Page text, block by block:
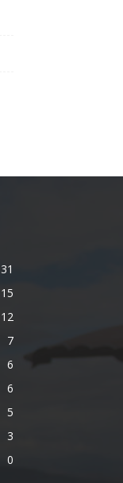
31
15
12
7
6
6
5
3
0